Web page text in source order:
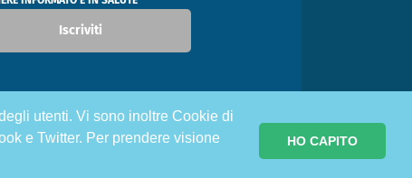
utenti. Vi sono inoltre Cookie di
e Twitter. Per prendere visione
HO CAPITO
Iscriviti